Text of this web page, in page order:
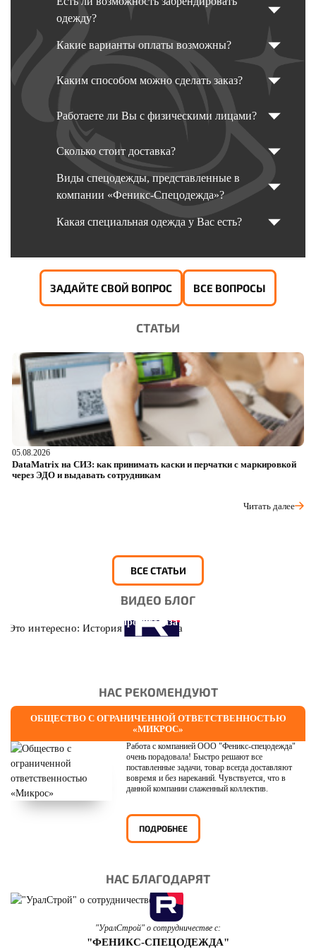
одежду?
Какие варианты оплаты возможны?
Каким способом можно сделать заказ?
Работаете ли Вы с физическими лицами?
Сколько стоит доставка?
Виды спецодежды, представленные в
компании «Феникс-Спецодежда»?
Какая специальная одежда у Вас есть?
ЗАДАЙТЕ СВОЙ ВОПРОС ВСЕ ВОПРОСЫ
СТАТЬИ
05.08.2026
DataMatrix на СИЗ: как принимать каски и перчатки с маркировкой
через ЭДО и выдавать сотрудникам
Читать далее
ВСЕ СТАТЬИ
ВИДЕО БЛОГ
Это интересно: История противогаза
НАС РЕКОМЕНДУЮТ
ОБЩЕСТВО С ОГРАНИЧЕННОЙ ОТВЕТСТВЕННОСТЬЮ
«МИКРОС»
Работа с компанией ООО "Феникс-спецодежда"
очень порадовала! Быстро решают все
поставленные задачи, товар всегда доставляют
вовремя и без нареканий. Чувствуется, что в
данной компании слаженный коллектив.
ПОДРОБНЕЕ
НАС БЛАГОДАРЯТ
"УралСтрой" о сотрудничестве с:
"ФЕНИКС-СПЕЦОДЕЖДА"